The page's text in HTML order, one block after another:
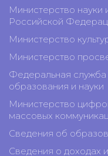
Министерство науки
Российской
Министерство
Министерство
Федеральная
образования и науки
Министерство
массовых
Сведения об
Сведения о доходах